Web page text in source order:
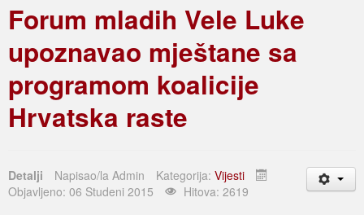
Forum mladih Vele Luke
upoznavao mještane sa
programom koalicije
Hrvatska raste
Detalji Napisao/la Admin Kategorija: Vijesti
Objavljeno: 06 Studeni 2015
Hitova: 2619